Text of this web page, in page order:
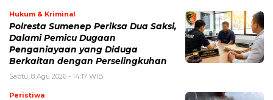
Hukum & Kriminal
Polresta Sumenep Periksa Dua Saksi,
Dalami Pemicu Dugaan
Penganiayaan yang Diduga
Berkaitan dengan Perselingkuhan
Sabtu, 8 Agu 2026 - 14:17 WIB
Peristiwa